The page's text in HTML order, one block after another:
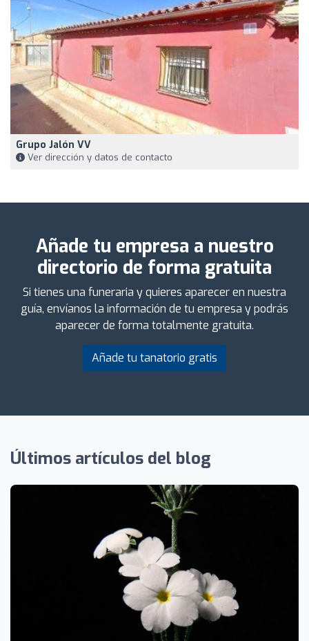
Grupo Jalón VV
Ver dirección y datos de contacto
Añade tu empresa a nuestro
directorio de forma gratuita
Si tienes una funeraria y quieres aparecer en nuestra
guía, envíanos la información de tu empresa y podrás
aparecer de forma totalmente gratuita.
Añade tu tanatorio gratis
Últimos artículos del blog